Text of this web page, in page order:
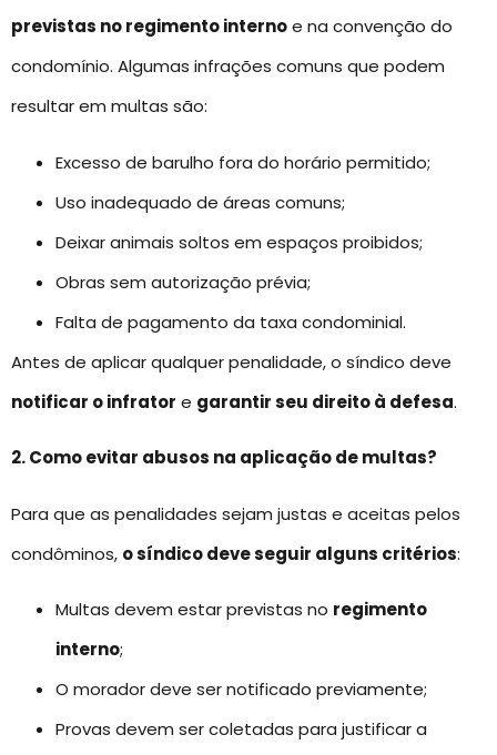
previstas no regimento internoe na convenção do
condomínio. Algumas infrações comuns que podem
resultar em multas são:
Excesso de barulho fora do horário permitido;
Uso inadequado de áreas comuns;
Deixar animais soltos em espaços proibidos;
Obras sem autorização prévia;
Falta de pagamento da taxa condominial.
Antes de aplicar qualquer penalidade, o síndico deve
notificar o infrator e garantir seu direito à defesa.
2. Como evitar abusos na aplicação de multas?
Para que as penalidades sejam justas e aceitas pelos
condôminos, o síndico deve seguir alguns critérios:
Multas devem estar previstas no regimento
interno;
O morador deve ser notificado previamente;
Provas devem ser coletadas para justificar a